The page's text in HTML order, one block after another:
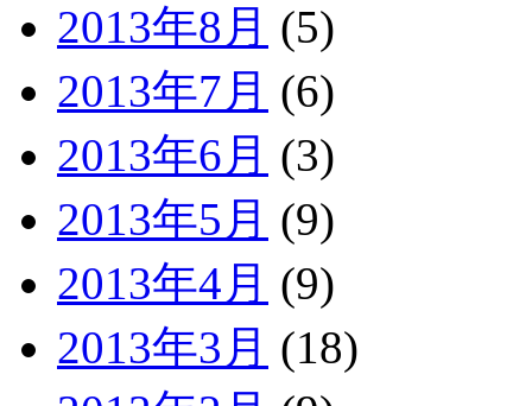
2013年8月 (5)
2013年7月 (6)
2013年6月 (3)
2013年5月 (9)
2013年4月 (9)
2013年3月 (18)